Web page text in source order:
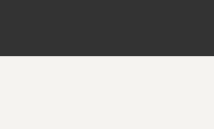
Blijft op de hoogte van nieuwe